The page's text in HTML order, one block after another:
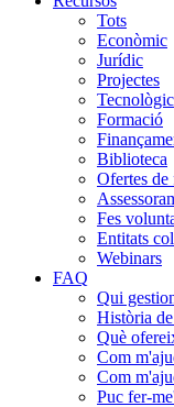
Tots
Econòmic
Jurídic
Projectes
Tecnològic
Formació
Biblioteca
Ofertes de
Fes
Entitats
Webinars
FAQ
Qui
Història
Què
Com
Com
Puc fer-